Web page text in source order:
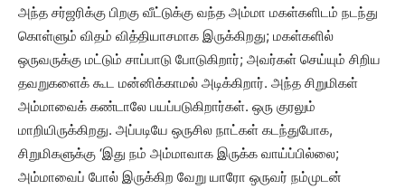
அந்த சர்ஜரிக்கு பிறகு வீட்டுக்கு வந்த அம்மா மகள்களிடம் நடந்து
கொள்ளும் விதம் வித்தியாசமாக இருக்கிறது; மகள்களில்
ஒருவருக்கு மட்டும் சாப்பாடு போடுகிறார்; அவர்கள் செய்யும் சிறிய
தவறுகளைக் கூட மன்னிக்காமல் அடிக்கிறார். அந்த சிறுமிகள்
அம்மாவைக் கண்டாலே பயப்படுகிறார்கள். ஒரு குரலும்
மாறியிருக்கிறது. அப்படியே ஒருசில நாட்கள் கடந்துபோக,
சிறுமிகளுக்கு ‘இது நம் அம்மாவாக இருக்க வாய்ப்பில்லை;
அம்மாவைப் போல் இருக்கிற வேறு யாரோ ஒருவர் நம்முடன்